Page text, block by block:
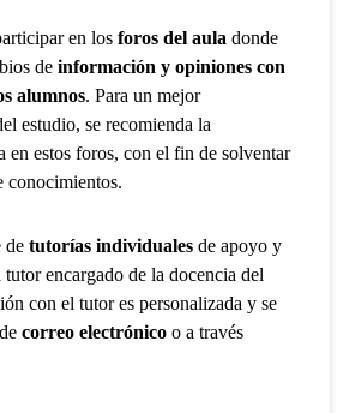
en losforos del aula donde
deinformación y opiniones con
alumnos. Para un mejor
estudio, se recomienda la
en estos foros, con el fin de solventar
conocimientos.
detutorías individuales de apoyo y
encargado de la docencia del
con el tutor es personalizada y se
correo electrónico o a través